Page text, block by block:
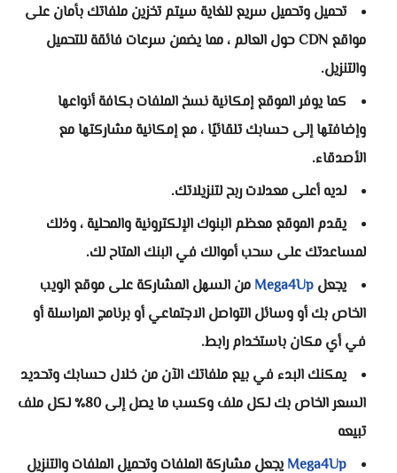
تحميل وتحميل سريع للغاية سيتم تخزين ملفاتك بأمان على
مواقع CDN حول العالم ، مما يضمن سرعات فائقة للتحميل
والتنزيل.
كما يوفر الموقع إمكانية نسخ الملفات بكافة أنواعها
وإضافتها إلى حسابك تلقائيًا ، مع إمكانية مشاركتها مع
الأصدقاء.
لديه أعلى معدلات ربح لتنزيلاتك.
يقدم الموقع معظم البنوك الإلكترونية والمحلية ، وذلك
لمساعدتك على سحب أموالك في البنك المتاح لك.
يجعل Mega4Up من السهل المشاركة على موقع الويب
الخاص بك أو وسائل التواصل الاجتماعي أو برنامج المراسلة أو
في أي مكان باستخدام رابط.
يمكنك البدء في بيع ملفاتك الآن من خلال حسابك وتحديد
السعر الخاص بك لكل ملف وكسب ما يصل إلى 80٪ لكل ملف
تبيعه
Mega4Up يجعل مشاركة الملفات وتحميل الملفات والتنزيل